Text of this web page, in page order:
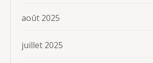
août 2025
juillet 2025